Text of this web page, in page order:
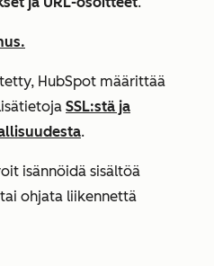
HubSpot määrittää
SSL:stä ja
.
isännöidä sisältöä
ohjata liikennettä